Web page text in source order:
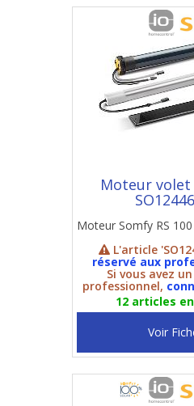
Moteur
Moteur Somfy RS
L'article
réservé aux
Si vous avez
professionnel,
12 articles
Voir